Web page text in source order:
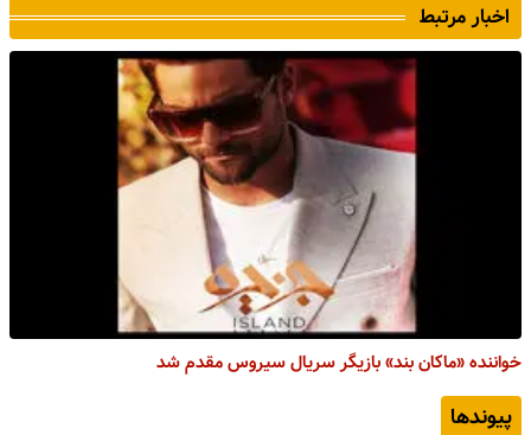
اخبار مرتبط
خواننده «ماکان بند» بازیگر سریال سیروس مقدم شد
پیوندها